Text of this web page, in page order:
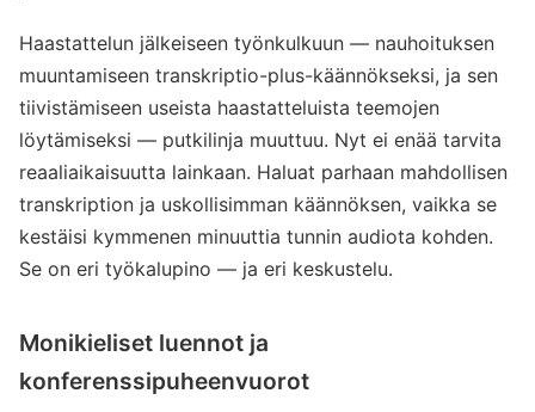
Haastattelun jälkeiseen työnkulkuun — nauhoituksen
muuntamiseen transkriptio-plus-käännökseksi, ja sen
tiivistämiseen useista haastatteluista teemojen
löytämiseksi — putkilinja muuttuu. Nyt ei enää tarvita
reaaliaikaisuutta lainkaan. Haluat parhaan mahdollisen
transkription ja uskollisimman käännöksen, vaikka se
kestäisi kymmenen minuuttia tunnin audiota kohden.
Se on eri työkalupino — ja eri keskustelu.
Monikieliset luennot ja
konferenssipuheenvuorot